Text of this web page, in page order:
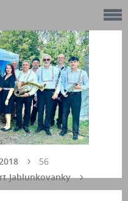
Jablunkovanky
56